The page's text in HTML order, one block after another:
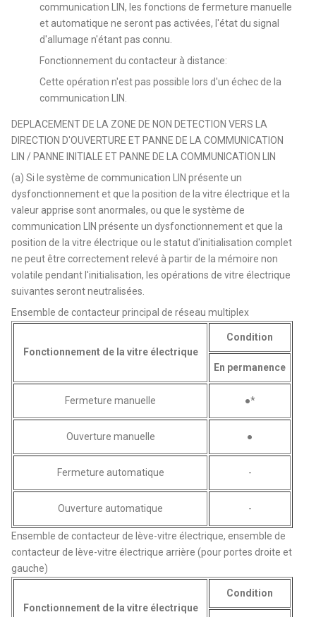
communication LIN, les fonctions de fermeture manuelle
et automatique ne seront pas activées, l'état du signal
d'allumage n'étant pas connu.
Fonctionnement du contacteur à distance:
Cette opération n'est pas possible lors d'un échec de la
communication LIN.
DEPLACEMENT DE LA ZONE DE NON DETECTION VERS LA
DIRECTION D'OUVERTURE ET PANNE DE LA COMMUNICATION
LIN / PANNE INITIALE ET PANNE DE LA COMMUNICATION LIN
(a) Si le système de communication LIN présente un
dysfonctionnement et que la position de la vitre électrique et la
valeur apprise sont anormales, ou que le système de
communication LIN présente un dysfonctionnement et que la
position de la vitre électrique ou le statut d'initialisation complet
ne peut être correctement relevé à partir de la mémoire non
volatile pendant l'initialisation, les opérations de vitre électrique
suivantes seront neutralisées.
Ensemble de contacteur principal de réseau multiplex
Fonctionnement de la vitre électrique
Condition
En permanence
Fermeture manuelle ●*
Ouverture manuelle ●
Fermeture automatique -
Ouverture automatique -
Ensemble de contacteur de lève-vitre électrique, ensemble de
contacteur de lève-vitre électrique arrière (pour portes droite et
gauche)
Fonctionnement de la vitre électrique
Condition